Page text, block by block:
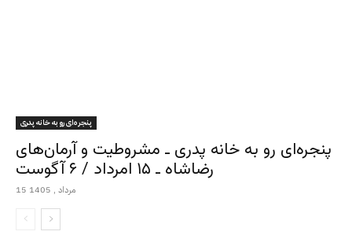
پنجره‌ای رو به خانه پدری
پنجره‌ای رو به خانه پدری ـ مشروطیت و آرمان‌های
رضاشاه ـ ۱۵ امرداد / ۶ آگوست
15 مرداد , 1405